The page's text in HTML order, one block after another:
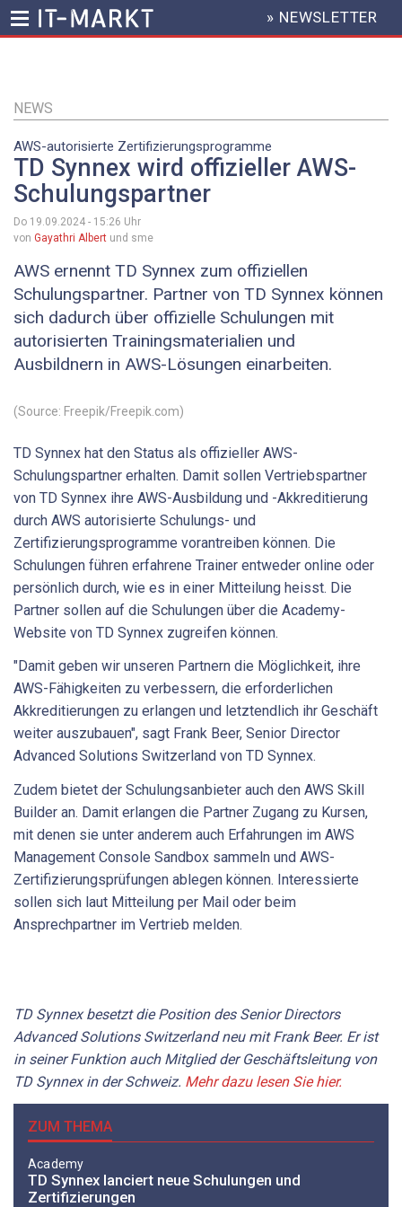
Inhalt
HEADER
MENU
» NEWSLETTER
NEWS
AWS-autorisierte Zertifizierungsprogramme
TD Synnex wird offizieller AWS-
Schulungspartner
Do 19.09.2024 - 15:26 Uhr
von Gayathri Albert und sme
AWS ernennt TD Synnex zum offiziellen
Schulungspartner. Partner von TD Synnex können
sich dadurch über offizielle Schulungen mit
autorisierten Trainingsmaterialien und
Ausbildnern in AWS-Lösungen einarbeiten.
(Source: Freepik/Freepik.com)
TD Synnex hat den Status als offizieller AWS-
Schulungspartner erhalten. Damit sollen Vertriebspartner
von TD Synnex ihre AWS-Ausbildung und -Akkreditierung
durch AWS autorisierte Schulungs- und
Zertifizierungsprogramme vorantreiben können. Die
Schulungen führen erfahrene Trainer entweder online oder
persönlich durch, wie es in einer Mitteilung heisst. Die
Partner sollen auf die Schulungen über die Academy-
Website von TD Synnex zugreifen können.
"Damit geben wir unseren Partnern die Möglichkeit, ihre
AWS-Fähigkeiten zu verbessern, die erforderlichen
Akkreditierungen zu erlangen und letztendlich ihr Geschäft
weiter auszubauen", sagt Frank Beer, Senior Director
Advanced Solutions Switzerland von TD Synnex.
Zudem bietet der Schulungsanbieter auch den AWS Skill
Builder an. Damit erlangen die Partner Zugang zu Kursen,
mit denen sie unter anderem auch Erfahrungen im AWS
Management Console Sandbox sammeln und AWS-
Zertifizierungsprüfungen ablegen können. Interessierte
sollen sich laut Mitteilung per Mail oder beim
Ansprechpartner im Vertrieb melden.
TD Synnex besetzt die Position des Senior Directors
Advanced Solutions Switzerland neu mit Frank Beer. Er ist
in seiner Funktion auch Mitglied der Geschäftsleitung von
TD Synnex in der Schweiz. Mehr dazu lesen Sie hier.
ZUM THEMA
Academy
TD Synnex lanciert neue Schulungen und
Zertifizierungen